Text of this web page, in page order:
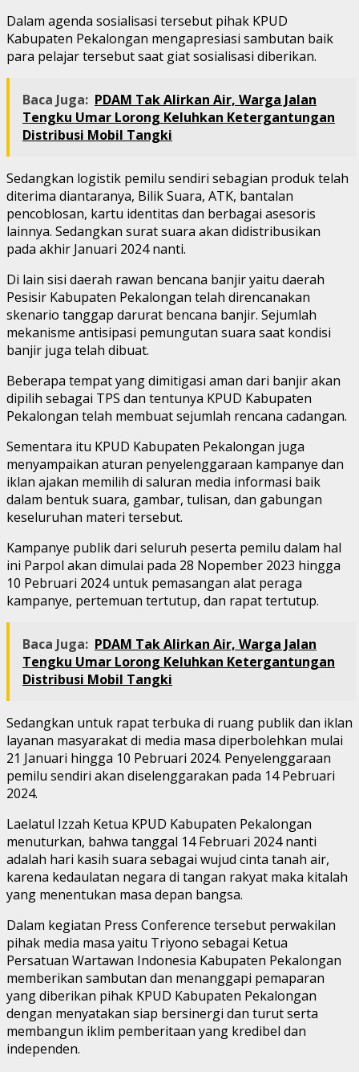
Dalam agenda sosialisasi tersebut pihak KPUD
Kabupaten Pekalongan mengapresiasi sambutan baik
para pelajar tersebut saat giat sosialisasi diberikan.
Baca Juga: PDAM Tak Alirkan Air, Warga Jalan
Tengku Umar Lorong Keluhkan Ketergantungan
Distribusi Mobil Tangki
Sedangkan logistik pemilu sendiri sebagian produk telah
diterima diantaranya, Bilik Suara, ATK, bantalan
pencoblosan, kartu identitas dan berbagai asesoris
lainnya. Sedangkan surat suara akan didistribusikan
pada akhir Januari 2024 nanti.
Di lain sisi daerah rawan bencana banjir yaitu daerah
Pesisir Kabupaten Pekalongan telah direncanakan
skenario tanggap darurat bencana banjir. Sejumlah
mekanisme antisipasi pemungutan suara saat kondisi
banjir juga telah dibuat.
Beberapa tempat yang dimitigasi aman dari banjir akan
dipilih sebagai TPS dan tentunya KPUD Kabupaten
Pekalongan telah membuat sejumlah rencana cadangan.
Sementara itu KPUD Kabupaten Pekalongan juga
menyampaikan aturan penyelenggaraan kampanye dan
iklan ajakan memilih di saluran media informasi baik
dalam bentuk suara, gambar, tulisan, dan gabungan
keseluruhan materi tersebut.
Kampanye publik dari seluruh peserta pemilu dalam hal
ini Parpol akan dimulai pada 28 Nopember 2023 hingga
10 Pebruari 2024 untuk pemasangan alat peraga
kampanye, pertemuan tertutup, dan rapat tertutup.
Baca Juga: PDAM Tak Alirkan Air, Warga Jalan
Tengku Umar Lorong Keluhkan Ketergantungan
Distribusi Mobil Tangki
Sedangkan untuk rapat terbuka di ruang publik dan iklan
layanan masyarakat di media masa diperbolehkan mulai
21 Januari hingga 10 Pebruari 2024. Penyelenggaraan
pemilu sendiri akan diselenggarakan pada 14 Pebruari
2024.
Laelatul Izzah Ketua KPUD Kabupaten Pekalongan
menuturkan, bahwa tanggal 14 Februari 2024 nanti
adalah hari kasih suara sebagai wujud cinta tanah air,
karena kedaulatan negara di tangan rakyat maka kitalah
yang menentukan masa depan bangsa.
Dalam kegiatan Press Conference tersebut perwakilan
pihak media masa yaitu Triyono sebagai Ketua
Persatuan Wartawan Indonesia Kabupaten Pekalongan
memberikan sambutan dan menanggapi pemaparan
yang diberikan pihak KPUD Kabupaten Pekalongan
dengan menyatakan siap bersinergi dan turut serta
membangun iklim pemberitaan yang kredibel dan
independen.